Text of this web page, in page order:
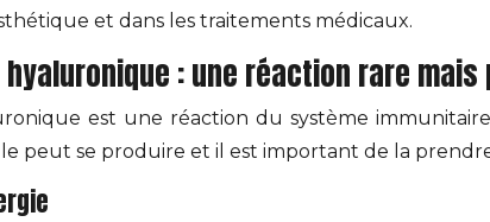
et dans les traitements médicaux.
hyaluronique : une réaction rare
est une réaction du système
peut se produire et il est important de la